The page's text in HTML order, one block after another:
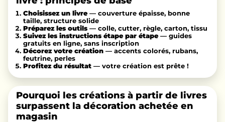
Choisissez un livre— couverture épaisse, bonne
taille, structure solide
Préparez les outils — colle, cutter, règle, carton, tissu
Suivez les instructions étape par étape— guides
gratuits en ligne, sans inscription
Décorez votre création — accents colorés, rubans,
feutrine, perles
Profitez du résultat — votre création est prête !
Pourquoi les créations à partir de livres
surpassent la décoration achetée en
magasin